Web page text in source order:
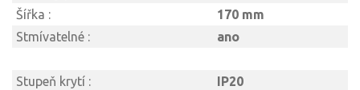
Šířka :
170 mm
Stmívatelné :
ano
Stupeň krytí :
IP20